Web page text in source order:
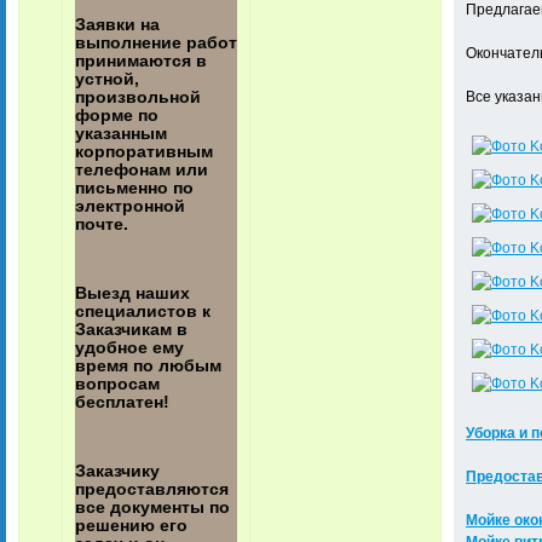
Все
Уборка и
Мойке
Заявки на
выполнение работ
принимаются в
устной,
произвольной
форме по
указанным
корпоративным
телефонам или
письменно по
электронной
почте.
Выезд наших
специалистов к
Заказчикам в
удобное ему
время по любым
вопросам
бесплатен!
Заказчику
предоставляются
все документы по
решению его